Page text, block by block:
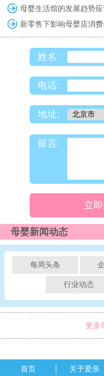
姓名:
电话:
地址:
留言:
立
母婴新闻动态
每周头条
行业动态
更多
首页 关于爱亲